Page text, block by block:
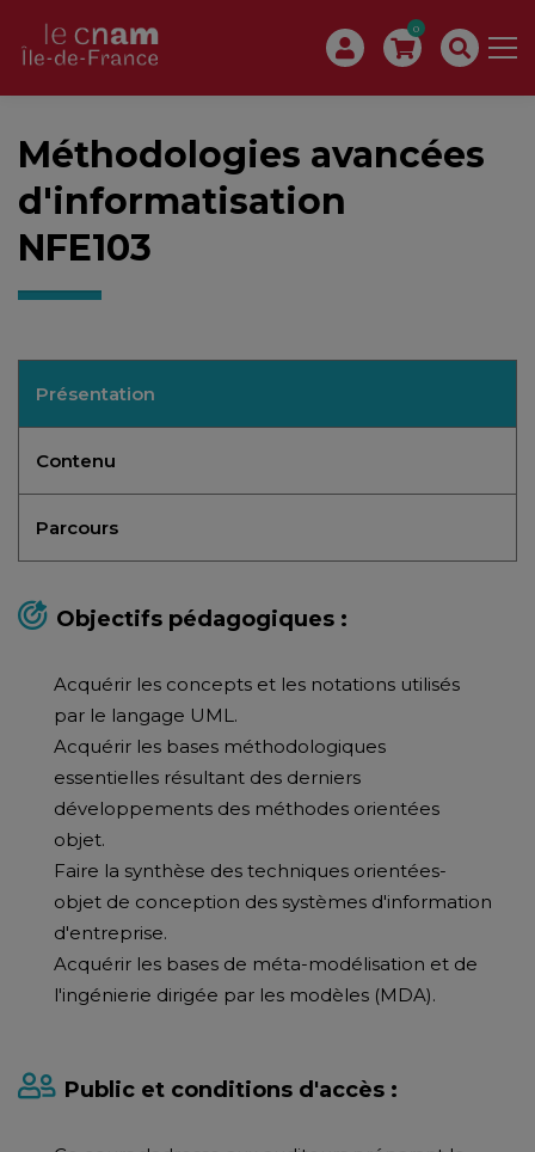
0
Méthodologies avancées
d'informatisation
NFE103
Présentation
Contenu
Parcours
Objectifs pédagogiques :
Acquérir les concepts et les notations utilisés
par le langage UML.
Acquérir les bases méthodologiques
essentielles résultant des derniers
développements des méthodes orientées
objet.
Faire la synthèse des techniques orientées-
objet de conception des systèmes d'information
d'entreprise.
Acquérir les bases de méta-modélisation et de
l'ingénierie dirigée par les modèles (MDA).
Public et conditions d'accès :